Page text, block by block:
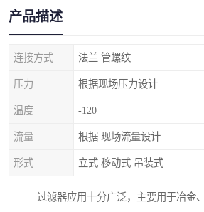
产品描述
连接方式 法兰 管螺纹
压力 根据现场压力设计
温度 -120
流量 根据 现场流量设计
形式 立式 移动式 吊装式
过滤器应用十分广泛，主要用于冶金